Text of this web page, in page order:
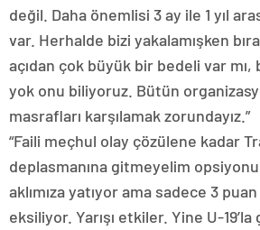
değil. Daha önemlisi 3 ay ile 1 yıl
var. Herhalde bizi yakalamışken
açıdan çok büyük bir bedeli var
yok onu biliyoruz. Bütün
masrafları karşılamak zorundayız.”
“Faili meçhul olay çözülene kadar
deplasmanına gitmeyelim
aklımıza yatıyor ama sadece 3
eksiliyor. Yarışı etkiler. Yine U-